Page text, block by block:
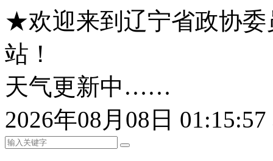
★欢迎来到辽宁省政协委
站！
天气更新中……
2026年08月08日